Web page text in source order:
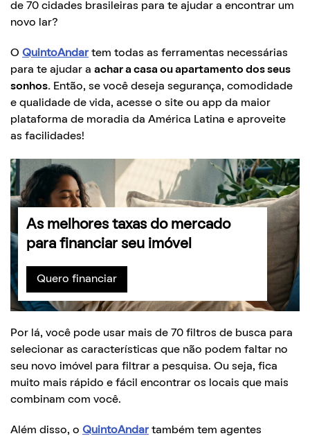
de 70 cidades brasileiras para te ajudar a encontrar um
novo lar?
O QuintoAndartem todas as ferramentas necessárias
para te ajudar a achar a casa ou apartamento dos seus
sonhos. Então, se você deseja segurança, comodidade
e qualidade de vida, acesse o site ou app da maior
plataforma de moradia da América Latina e aproveite
as facilidades!
As melhores taxas do mercado
para financiar seu imóvel
Quero financiar
Por lá, você pode usar mais de 70 filtros de busca para
selecionar as características que não podem faltar no
seu novo imóvel para filtrar a pesquisa. Ou seja, fica
muito mais rápido e fácil encontrar os locais que mais
combinam com você.
Além disso, o QuintoAndartambém tem agentes